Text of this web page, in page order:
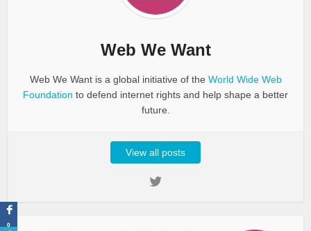
Web We Want
Web We Want is a global initiative of the World Wide Web
Foundation to defend internet rights and help shape a better
future.
View all posts
0